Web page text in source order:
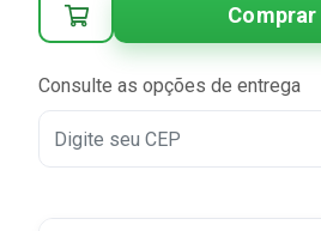
Consulte as opções de entrega